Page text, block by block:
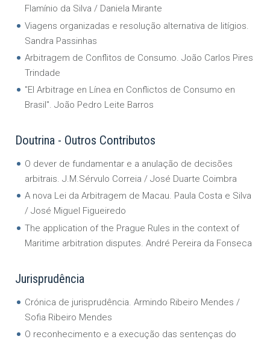
Flamínio da Silva / Daniela Mirante
Viagens organizadas e resolução alternativa de litígios.
Sandra Passinhas
Arbitragem de Conflitos de Consumo. João Carlos Pires
Trindade
"El Arbitrage en Línea en Conflictos de Consumo en
Brasil". João Pedro Leite Barros
Doutrina - Outros Contributos
O dever de fundamentar e a anulação de decisões
arbitrais. J.M.Sérvulo Correia / José Duarte Coimbra
A nova Lei da Arbitragem de Macau. Paula Costa e Silva
/ José Miguel Figueiredo
The application of the Prague Rules in the context of
Maritime arbitration disputes. André Pereira da Fonseca
Jurisprudência
Crónica de jurisprudência. Armindo Ribeiro Mendes /
Sofia Ribeiro Mendes
O reconhecimento e a execução das sentenças do